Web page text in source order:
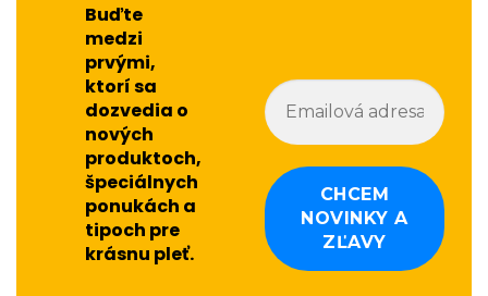
Buďte
medzi
prvými,
ktorí sa
dozvedia o
nových
produktoch,
špeciálnych
ponukách a
tipoch pre
krásnu pleť.